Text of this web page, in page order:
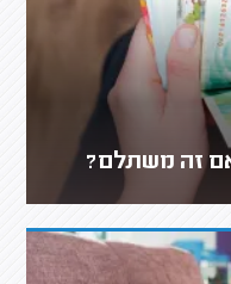
זה משתלם?